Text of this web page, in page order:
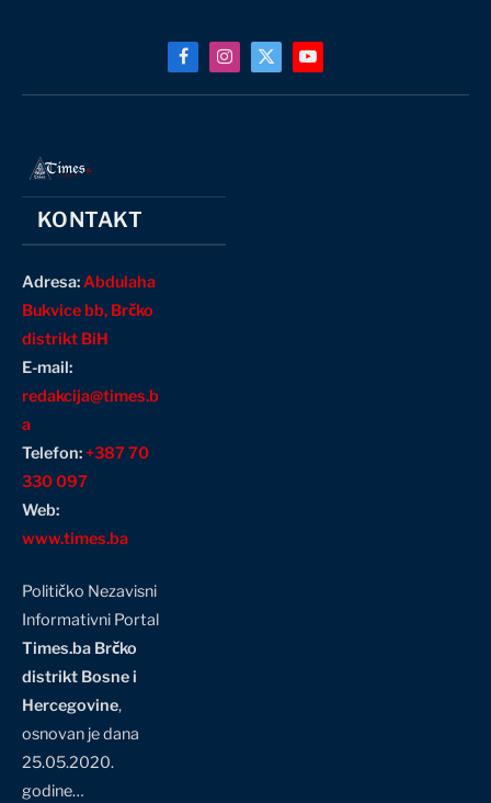
FacebookInstagram
X
(Twitter)
YouTube
KONTAKT
Adresa:Abdulaha
Bukvice bb, Brčko
distrikt BiH
E-mail:
redakcija@times.b
a
Telefon:+387 70
330 097
Web:
www.times.ba
Političko Nezavisni
Informativni Portal
Times.ba Brčko
distrikt Bosne i
Hercegovine,
osnovan je dana
25.05.2020.
godine…